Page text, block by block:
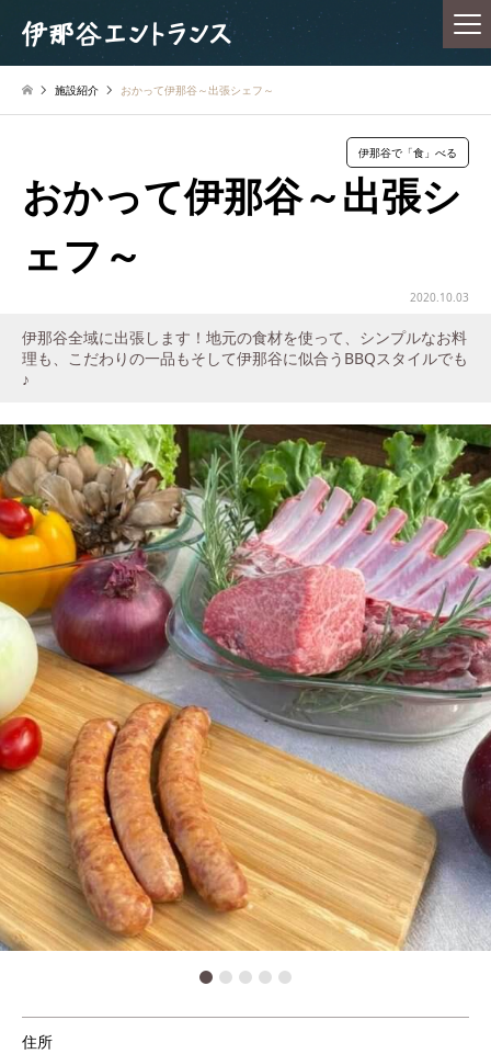
施設紹介 おかって伊那谷～出張シェフ～
伊那谷で「食」べる
おかって伊那谷～出張シ
ェフ～
2020.10.03
伊那谷全域に出張します！地元の食材を使って、シンプルなお料
理も、こだわりの一品もそして伊那谷に似合うBBQスタイルでも
♪
住所